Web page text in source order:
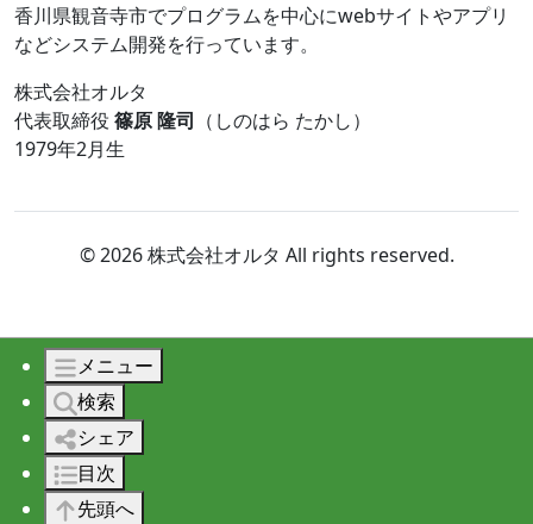
香川県観音寺市でプログラムを中心にwebサイトやアプリ
などシステム開発を行っています。
株式会社オルタ
代表取締役 篠原 隆司 （しのはら たかし）
1979年2月生
© 2026 株式会社オルタ All rights reserved.
メニュー
検索
シェア
目次
先頭へ